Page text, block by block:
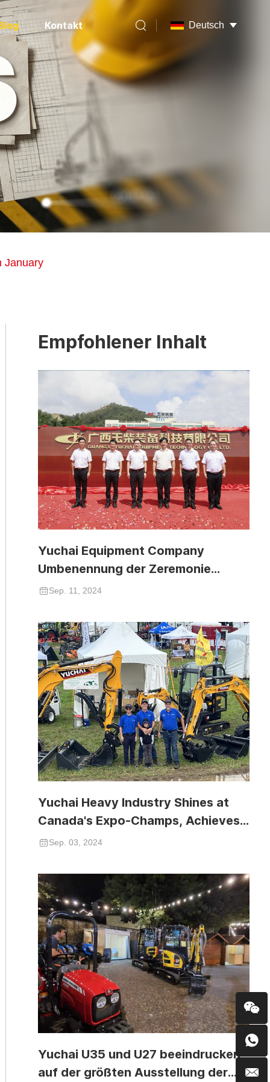
Kontakt Deutsch
January
Empfohlener Inhalt
Yuchai Equipment Company
Umbenennung der Zeremonie
erfolgreich abgehalten
Sep. 11, 2024
Yuchai Heavy Industry Shines at
Canada's Expo-Champs, Achieves
Significant Success
Sep. 03, 2024
Yuchai U35 und U27 beeindrucken
auf der größten Ausstellung der